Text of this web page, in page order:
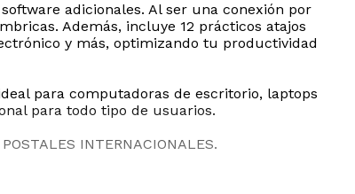
adicionales. Al ser una conexión por
Además, incluye 12 prácticos atajos
y más, optimizando tu productividad
para computadoras de escritorio, laptops
para todo tipo de usuarios.
INTERNACIONALES.